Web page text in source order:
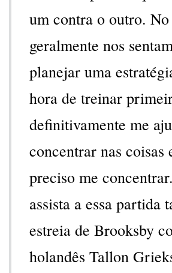
um contra o outro.
geralmente nos
planejar uma
hora de treinar
definitivamente me
concentrar nas coisas
preciso me
assista a essa partida
estreia de Brooksby
holandês Tallon